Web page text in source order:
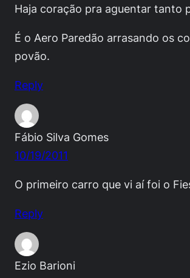
Haja coração pra aguentar tanto
É o Aero Paredão arrasando os
povão.
Reply
Fábio Silva Gomes
10/19/2011
O primeiro carro que vi aí foi o
Reply
Ezio Barioni